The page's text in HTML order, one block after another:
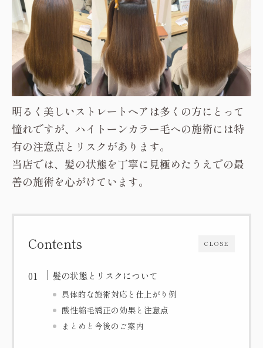
明るく美しいストレートヘアは多くの方にとって
憧れですが、ハイトーンカラー毛への施術には特
有の注意点とリスクがあります。
当店では、髪の状態を丁寧に見極めたうえでの最
善の施術を心がけています。
CLOSE
Contents
髪の状態とリスクについて
具体的な施術対応と仕上がり例
酸性縮毛矯正の効果と注意点
まとめと今後のご案内